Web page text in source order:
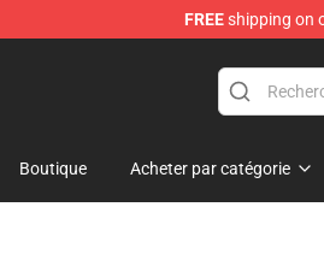
FREEshipping on
Boutique Acheter par catégorie